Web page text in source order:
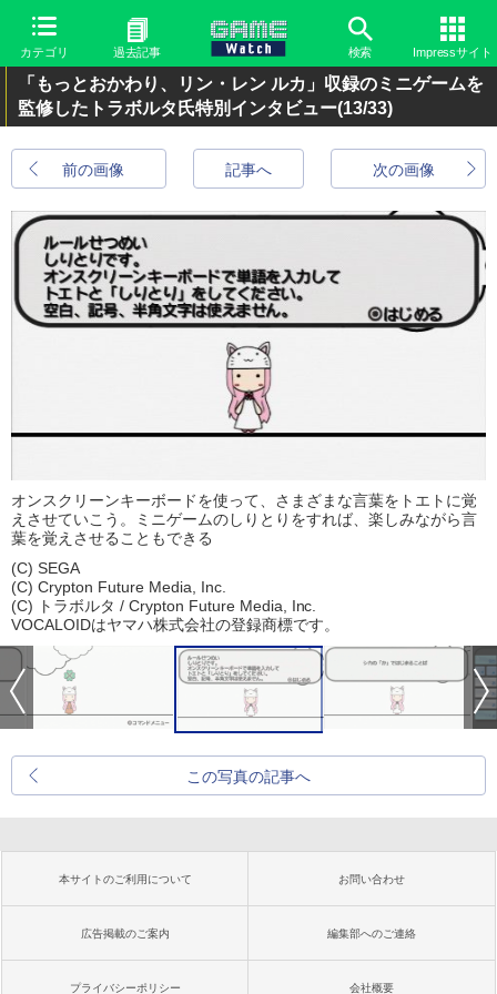
カテゴリ 過去記事 検索 Impressサイト
「もっとおかわり、リン・レン ルカ」収録のミニゲームを
監修したトラボルタ氏特別インタビュー(13/33)
前の画像 次の画像
記事へ
オンスクリーンキーボードを使って、さまざまな言葉をトエトに覚
えさせていこう。ミニゲームのしりとりをすれば、楽しみながら言
葉を覚えさせることもできる
(C) SEGA
(C) Crypton Future Media, Inc.
(C) トラボルタ / Crypton Future Media, Inc.
VOCALOIDはヤマハ株式会社の登録商標です。
この写真の記事へ
本サイトのご利用について お問い合わせ
広告掲載のご案内 編集部へのご連絡
プライバシーポリシー 会社概要